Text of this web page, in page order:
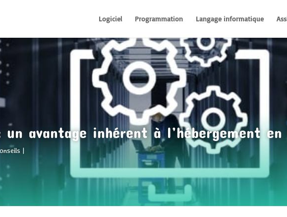
Logiciel Programmation Langage informatique
un avantage inhérent à l’hébergement